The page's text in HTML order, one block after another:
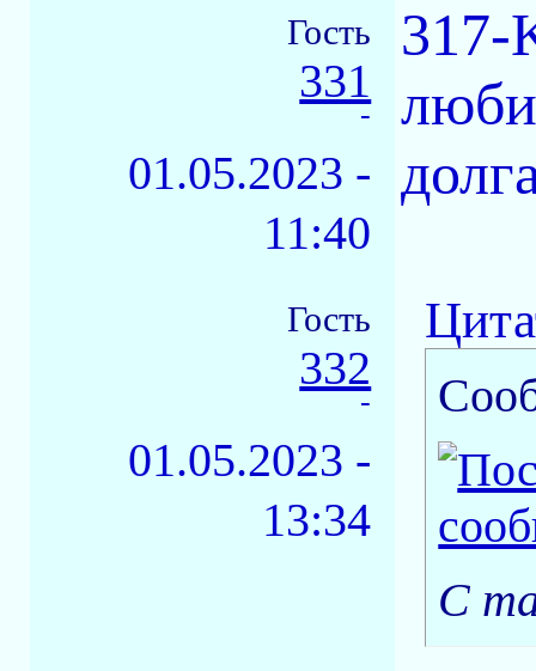
Гость
331
-
01.05.2023 -
11:40
317-
Гость
332
-
01.05.2023 -
13:34
С